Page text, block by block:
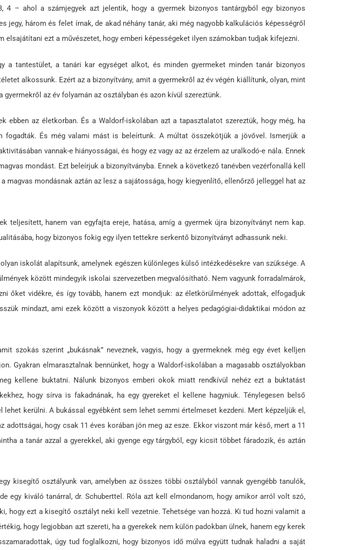
4 – ahol a számjegyek azt jelentik, hogy a gyermek bizonyos tantárgyból egy bizonyos
jegy, három és felet írnak, de akad néhány tanár, aki még nagyobb kalkulációs képességről
ezt a művészetet, hogy emberi képességeket ilyen számokban tudjak kifejezni.
a tantestület, a tanári kar egységet alkot, és minden gyermeket minden tanár bizonyos
alkossunk. Ezért az a bizonyítvány, amit a gyermekről az év végén kiállítunk, olyan, mint
az év folyamán az osztályban és azon kívül szereztünk.
az életkorban. És a Waldorf-iskolában azt a tapasztalatot szereztük, hogy még, ha
fogadták. És még valami mást is beleírtunk. A múltat összekötjük a jövővel. Ismerjük a
vannak-e hiányosságai, és hogy ez vagy az az érzelem az uralkodó-e nála. Ennek
mondást. Ezt beleírjuk a bizonyítványba. Ennek a következő tanévben vezérfonallá kell
magvas mondásnak aztán az lesz a sajátossága, hogy kiegyenlítő, ellenőrző jelleggel hat az
teljesített, hanem van egyfajta ereje, hatása, amíg a gyermek újra bizonyítványt nem kap.
hogy bizonyos fokig egy ilyen tettekre serkentő bizonyítványt adhassunk neki.
iskolát alapítsunk, amelynek egészen különleges külső intézkedésekre van szüksége. A
között mindegyik iskolai szervezetben megvalósítható. Nem vagyunk forradalmárok,
őket vidékre, és így tovább, hanem ezt mondjuk: az életkörülmények adottak, elfogadjuk
mindazt, ami ezek között a viszonyok között a helyes pedagógiai-didaktikai módon az
szokás szerint „bukásnak” neveznek, vagyis, hogy a gyermeknek még egy évet kelljen
Gyakran elmarasztalnak bennünket, hogy a Waldorf-iskolában a magasabb osztályokban
kellene buktatni. Nálunk bizonyos emberi okok miatt rendkívül nehéz ezt a buktatást
hogy sírva is fakadnának, ha egy gyereket el kellene hagyniuk. Ténylegesen belső
kerülni. A bukással egyébként sem lehet semmi értelmeset kezdeni. Mert képzeljük el,
hogy csak 11 éves korában jön meg az esze. Ekkor viszont már késő, mert a 11
a tanár azzal a gyerekkel, aki gyenge egy tárgyból, egy kicsit többet fáradozik, és aztán
kisegítő osztályunk van, amelyben az összes többi osztályból vannak gyengébb tanulók,
egy kiváló tanárral, dr. Schuberttel. Róla azt kell elmondanom, hogy amikor arról volt szó,
hogy ezt a kisegítő osztályt neki kell vezetnie. Tehetsége van hozzá. Ki tud hozni valamit a
hogy legjobban azt szereti, ha a gyerekek nem külön padokban ülnek, hanem egy kerek
úgy tud foglalkozni, hogy bizonyos idő múlva együtt tudnak haladni a saját